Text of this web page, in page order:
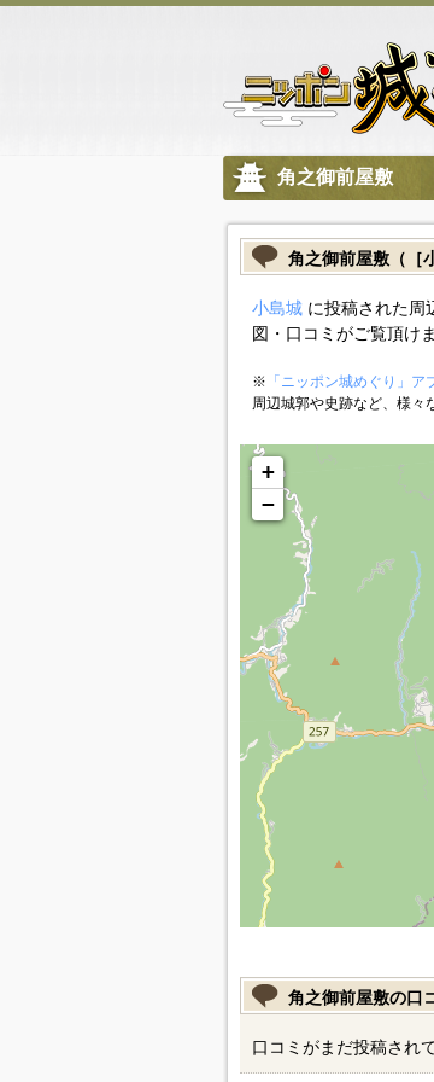
角之御前屋敷
角之御前屋敷（［
小島城に投稿された周
図・口コミがご覧頂けま
※ 「ニッポン城めぐり」ア
周辺城郭や史跡など、様々
+
−
角之御前屋敷の口
口コミがまだ投稿され